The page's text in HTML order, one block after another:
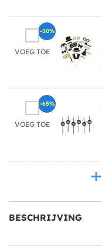
VOEG TOE
-50%
VOEG TOE
-65%
BESCHRIJVING